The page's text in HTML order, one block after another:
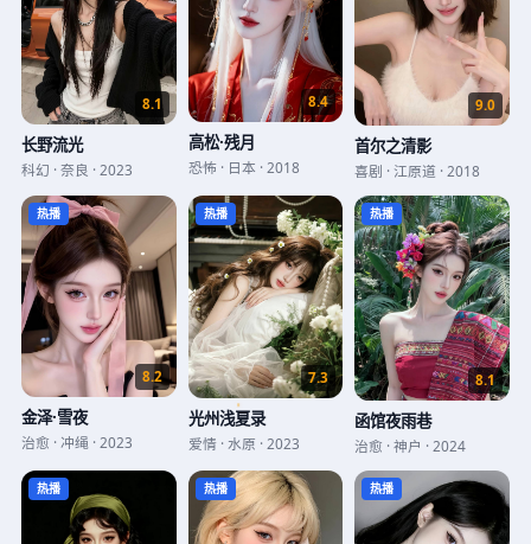
8.1
长野流光
科幻 ·奈良 · 2023
8.4
高松·残月
恐怖· 日本 · 2018
9.0
首尔之清影
喜剧 ·江原道 · 2018
热播
8.2
金泽·雪夜
治愈 · 冲绳 · 2023
热播
7.3
光州浅夏录
爱情·水原 ·2023
热播
8.1
函馆夜雨巷
治愈 ·神户 ·2024
热播 热播 热播